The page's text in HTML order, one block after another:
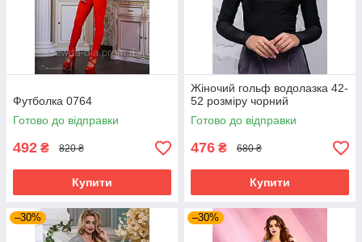
Футболка 0764
Готово до відправки
492 ₴ 820 ₴
Купити
Жіночий гольф водолазка 42-
52 розміру чорний
Готово до відправки
476 ₴ 680 ₴
Купити
–30% –30%